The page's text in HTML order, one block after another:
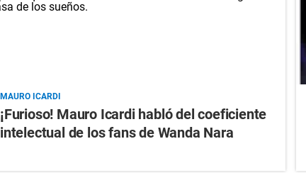
MAURO ICARDI
¡Furioso! Mauro Icardi habló del coeficiente
intelectual de los fans de Wanda Nara